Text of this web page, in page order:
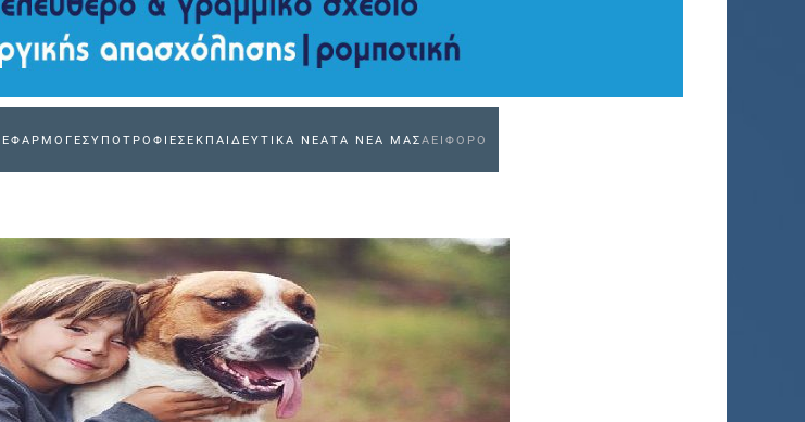
ΕΦΑΡΜΟΓΕΣΥΠΟΤΡΟΦΙΕΣ ΕΚΠΑΙΔΕΥΤΙΚΑ ΝΕΑΤΑ ΝΕΑ ΜΑΣΑΕΙΦΟΡΟ